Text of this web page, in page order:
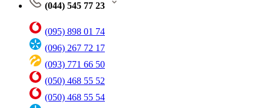
(044) 545 77 23
(095) 898 01 74
(096) 267 72 17
(093) 771 66 50
(050) 468 55 52
(050) 468 55 54